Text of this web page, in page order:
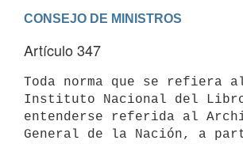
Artículo 347
Toda norma que se refiera
Instituto Nacional del
entenderse referida al
General de la Nación, a